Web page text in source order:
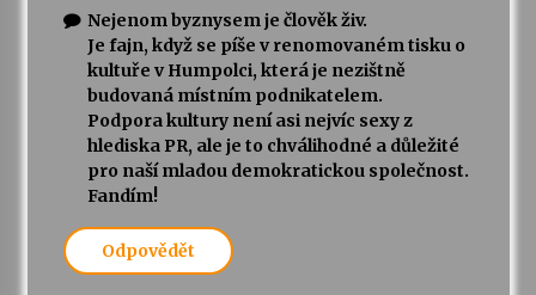
Nejenom byznysem je člověk živ.
Je fajn, když se píše v renomovaném tisku o
kultuře v Humpolci, která je nezištně
budovaná místním podnikatelem.
Podpora kultury není asi nejvíc sexy z
hlediska PR, ale je to chválihodné a důležité
pro naší mladou demokratickou společnost.
Fandím!
Odpovědět